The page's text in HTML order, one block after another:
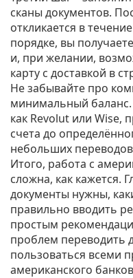
сканы документов.
откликается в
порядке, вы
и, при желании,
карту с доставкой в
Не забывайте про
минимальный
как Revolut или Wise,
счета до
небольших
Итого, работа с
сложна, как кажется.
документы нужны,
правильно вводить
простым
проблем переводить
пользоваться всеми
американского